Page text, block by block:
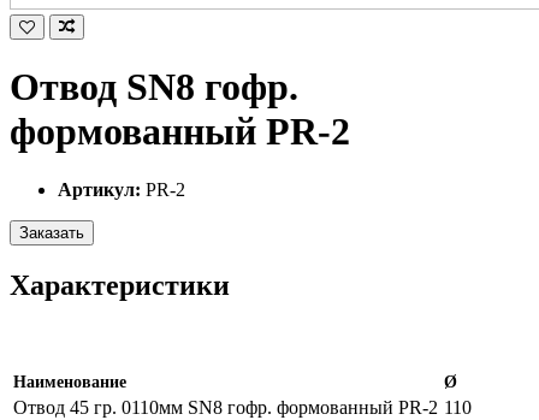
Отвод SN8 гофр.
формованный PR-2
Артикул: PR-2
Заказать
Характеристики
Наименование Ø
Отвод 45 гр. 0110мм SN8 гофр. формованный PR-2 110